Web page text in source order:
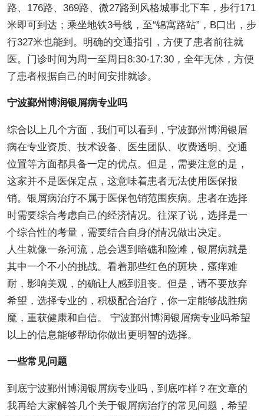
路、176路、369路、微27路到风格城事北下车，步行171
米即可到达；乘坐地铁3号线，至“锦寓路站”，B口出，步
行327米也能到。明确的交通指引，方便了患者前往就
医。门诊时间为周一至周日8:30-17:30，全年无休，方便
了患者根据自己的时间安排就诊。
宁波鄞州博润银屑病专业吗
综合以上几个方面，我们可以看到，宁波鄞州博润银屑
病在专业资质、技术设备、医生团队、收费透明、交通
位置等方面都具备一定的优点。但是，需要注意的是，
这家并不是医保定点，这意味着患者无法使用医保报
销。银屑病治疗不属于医保包销范围疾病。患者在选择
时需要综合考虑自己的经济情况。往深了说，选择是一
个综合性的考量，需要结合自身的情况做出决定。
人生就像一条河流，总会遇到暗礁和险滩，银屑病就是
其中一个不小的挑战。看着那些红色的斑块，瘙痒难
耐，影响美观，的确让人感到沮丧。但是，请不要放弃
希望，选择专业的，积极配合治疗，你一定能够战胜病
魔，重获健康和自信。 宁波鄞州博润银屑病专业吗希望
以上的信息能够帮助你做出更明智的选择。
一些常见问题
到底宁波鄞州博润银屑病专业吗，到底咋样？在文章的
我再给大家解答几个关于银屑病治疗的常见问题，希望